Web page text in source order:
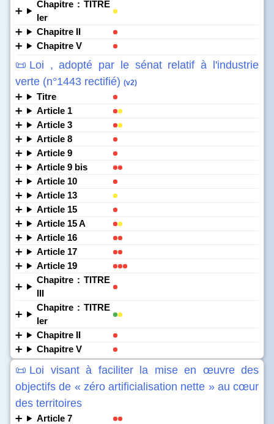
Chapitre : TITRE
Ier
Chapitre II
Chapitre V
📜Loi , adopté par le sénat relatif à l'industrie
verte (n°1443 rectifié) (v2)
Titre
Article 1
Article 3
Article 8
Article 9
Article 9 bis
Article 10
Article 13
Article 15
Article 15 A
Article 16
Article 17
Article 19
Chapitre : TITRE
III
Chapitre : TITRE
Ier
Chapitre II
Chapitre V
📜Loi visant à faciliter la mise en œuvre des
objectifs de « zéro artificialisation nette » au cœur
des territoires
Article 7